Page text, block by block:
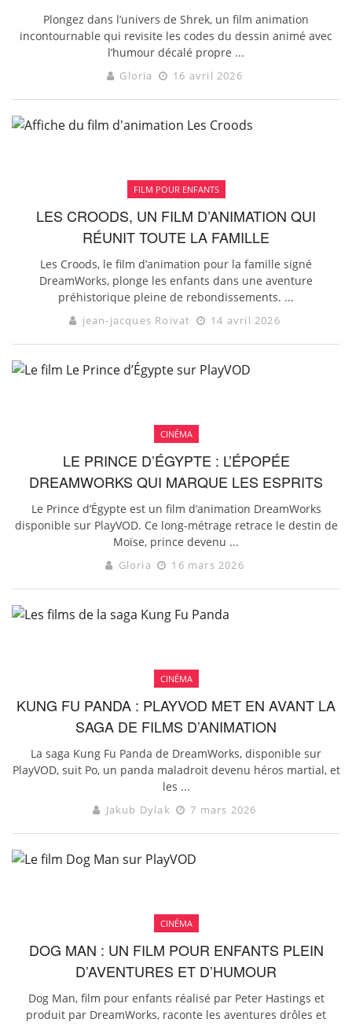
Plongez dans l’univers de Shrek, un film animation
incontournable qui revisite les codes du dessin animé avec
l’humour décalé propre ...
Gloria 16 avril 2026
FILM POUR ENFANTS
LES CROODS, UN FILM D’ANIMATION QUI
RÉUNIT TOUTE LA FAMILLE
Les Croods, le film d’animation pour la famille signé
DreamWorks, plonge les enfants dans une aventure
préhistorique pleine de rebondissements. ...
jean-jacques Roivat 14 avril 2026
CINÉMA
LE PRINCE D’ÉGYPTE : L’ÉPOPÉE
DREAMWORKS QUI MARQUE LES ESPRITS
Le Prince d’Égypte est un film d’animation DreamWorks
disponible sur PlayVOD. Ce long-métrage retrace le destin de
Moïse, prince devenu ...
Gloria 16 mars 2026
CINÉMA
KUNG FU PANDA : PLAYVOD MET EN AVANT LA
SAGA DE FILMS D’ANIMATION
La saga Kung Fu Panda de DreamWorks, disponible sur
PlayVOD, suit Po, un panda maladroit devenu héros martial, et
les ...
Jakub Dylak 7 mars 2026
CINÉMA
DOG MAN : UN FILM POUR ENFANTS PLEIN
D’AVENTURES ET D’HUMOUR
Dog Man, film pour enfants réalisé par Peter Hastings et
produit par DreamWorks, raconte les aventures drôles et